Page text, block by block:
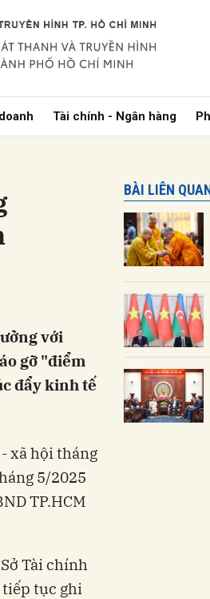
Tài chính - Ngân hàng
với
gỡ "điểm
đẩy kinh tế
xã hội tháng
5/2025
TP.HCM
Tài chính
tục ghi
BÀI LIÊN
Gửi